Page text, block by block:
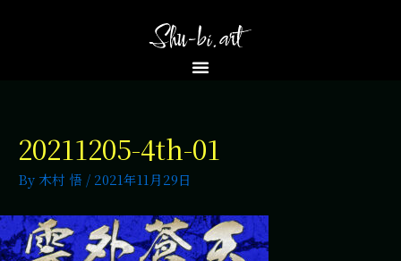
20211205-4th-01
By 木村 悟 / 2021年11月29日